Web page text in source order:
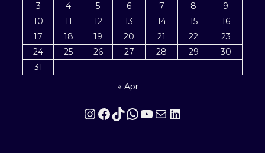
3
4 5 6 7 8
9
10
11 12 13 14 15
16
17
18 19 20 21 22
23
24
25 26 27 28 29
30
31
« Apr
Instagram
Facebook
TikTok
WhatsApp
YouTube
MailLinkedIn